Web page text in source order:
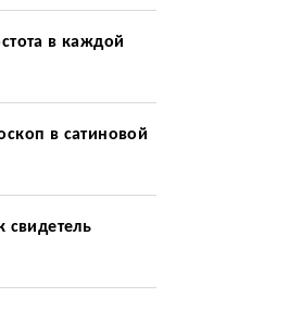
в каждой
в сатиновой
свидетель